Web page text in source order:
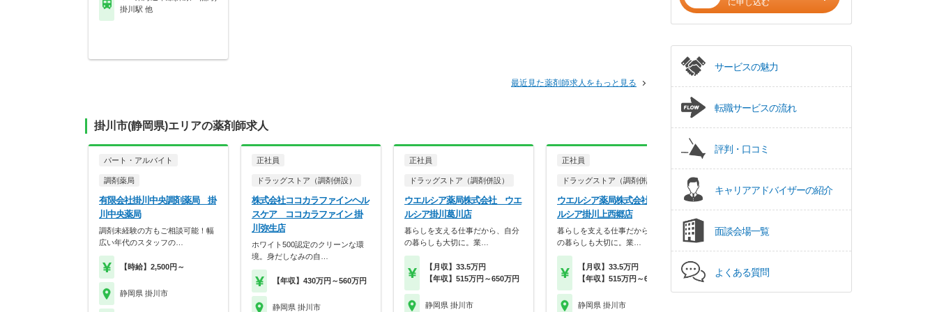
掛川駅 他
最近見た薬剤師求人をもっと見る
掛川市(静岡県)エリアの薬剤師求人
パート・アルバイト
調剤薬局
有限会社掛川中央調剤薬局 掛
川中央薬局
調剤未経験の方もご相談可能！幅
広い年代のスタッフの…
【時給】2,500円～
静岡県 掛川市
正社員
ドラッグストア（調剤併設）
株式会社ココカラファインヘル
スケア ココカラファイン 掛
川弥生店
ホワイト500認定のクリーンな環
境。身だしなみの自…
【年収】430万円～560万円
静岡県 掛川市
正社員
ドラッグストア（調剤併設）
ウエルシア薬局株式会社 ウエ
ルシア掛川葛川店
暮らしを支える仕事だから、自分
の暮らしも大切に。業…
【月収】33.5万円
【年収】515万円～650万円
静岡県 掛川市
正社員
ドラッグストア（調剤併設）
ウエルシア薬局株式会社 ウエ
ルシア掛川上西郷店
暮らしを支える仕事だから、自分
の暮らしも大切に。業…
【月収】33.5万円
【年収】515万円～650万円
静岡県 掛川市
暮らしを支える仕事だから、自分
【月収】33.5万円
【年収】515万円～650万円
に申し込む
サービスの魅力
転職サービスの流れ
評判・口コミ
キャリアアドバイザーの紹介
面談会場一覧
よくある質問